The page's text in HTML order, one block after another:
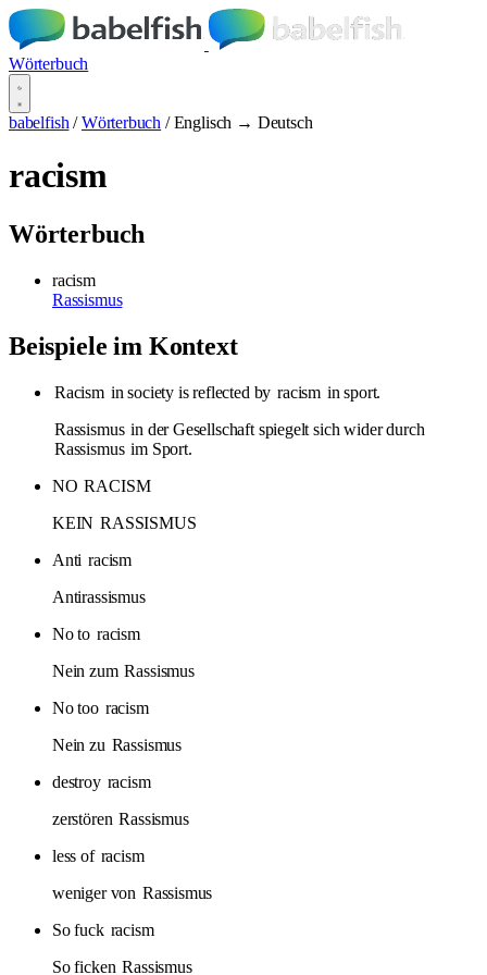
Wörterbuch
babelfish / Wörterbuch / Englisch → Deutsch
racism
Wörterbuch
racism
Rassismus
Beispiele im Kontext
Racism in society is reflected by racism in sport.
Rassismus in der Gesellschaft spiegelt sich wider durch
Rassismus im Sport.
NO RACISM
KEIN RASSISMUS
Anti racism
Antirassismus
No to racism
Nein zum Rassismus
No too racism
Nein zu Rassismus
destroy racism
zerstören Rassismus
less of racism
weniger von Rassismus
So fuck racism
So ficken Rassismus